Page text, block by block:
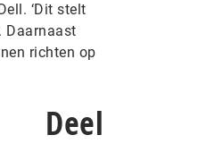
‘Dit stelt
Daarnaast
richten op
Deel